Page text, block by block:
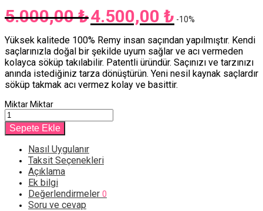
5.000,00₺ Orijinal
fiyat:
4.500,00 ₺ andaki
4.500,00 ₺.
-10%
Yüksek kalitede 100% Remy insan saçından yapılmıştır. Kendi
saçlarınızla doğal bir şekilde uyum sağlar ve acı vermeden
kolayca söküp takılabilir. Patentli üründür. Saçınızı ve tarzınızı
anında istediğiniz tarza dönüştürün. Yeni nesil kaynak saçlardır
söküp takmak acı vermez kolay ve basittir.
MiktarMiktar
Sepete Ekle
Nasıl Uygulanır
Taksit Seçenekleri
Açıklama
Ek bilgi
Değerlendirmeler 0
Soru ve cevap